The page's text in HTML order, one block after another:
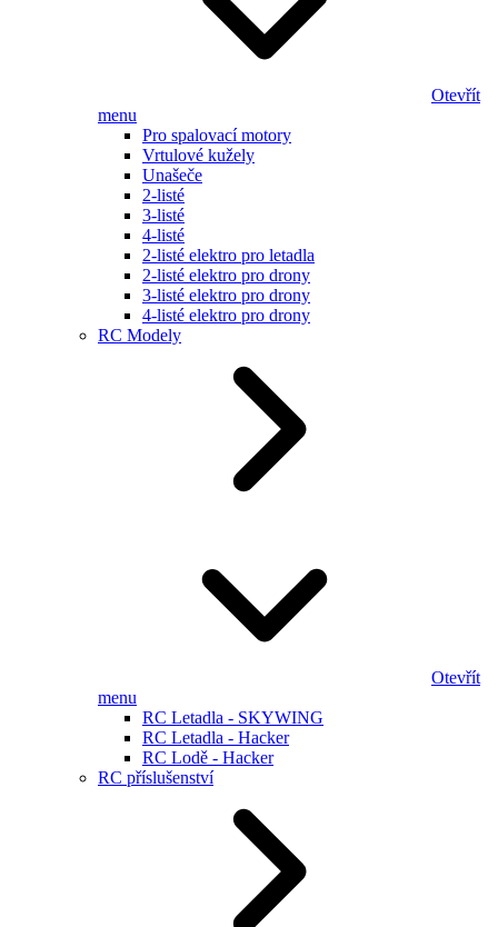
Otevřít
menu
Pro spalovací motory
Vrtulové kužely
Unašeče
2-listé
3-listé
4-listé
2-listé elektro pro letadla
2-listé elektro pro drony
3-listé elektro pro drony
4-listé elektro pro drony
RC Modely
Otevřít
menu
RC Letadla - SKYWING
RC Letadla - Hacker
RC Lodě - Hacker
RC příslušenství